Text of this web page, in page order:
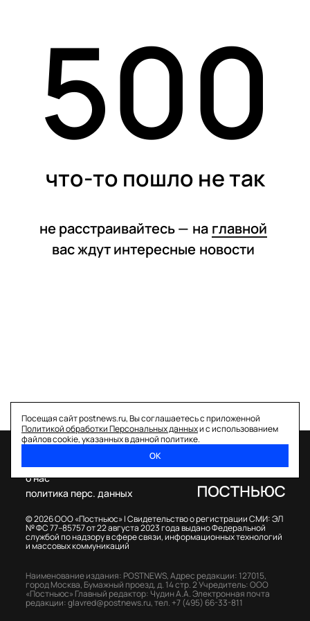
статьи
500
что-то пошло не так
не расстраивайтесь — на главной
вас ждут интересные новости
Посещая сайт postnews.ru, Вы соглашаетесь с приложенной
Политикой обработки Персональных данныхи с использованием
файлов cookie, указанных в данной политике.
ОК
© 2026 ООО «Постньюс» |Свидетельство о регистрации СМИ: ЭЛ
№ ФС 77–85757 от 22 августа 2023 года выдано Федеральной
службой по надзору в сфере связи, информационных технологий
и массовых коммуникаций
о нас
политика перс. данных
Наименование издания: POSTNEWS,Адрес редакции: 127015,
город Москва, Бумажный проезд, д. 14 стр. 2Учредитель: ООО
«Постньюс» Главный редактор: Чудин А.А.Электронная почта
редакции:glavred@postnews.ru,тел. +7 (495) 66-33-811